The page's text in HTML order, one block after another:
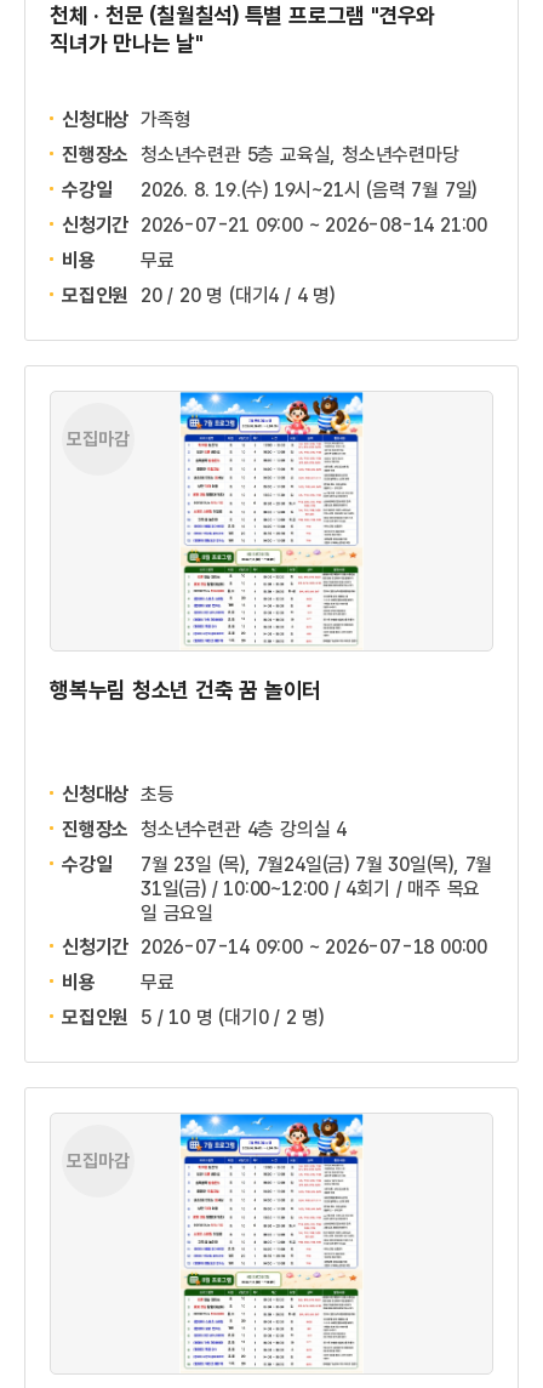
천체 · 천문 (칠월칠석) 특별 프로그램 "견우와
직녀가 만나는 날"
신청대상 가족형
진행장소 청소년수련관 5층 교육실, 청소년수련마당
수강일
2026. 8. 19.(수) 19시~21시 (음력 7월 7일)
신청기간 2026-07-21 09:00 ~ 2026-08-14 21:00
비용
무료
모집인원
20 / 20 명 (대기4 / 4 명)
모집마감
행복누림 청소년 건축 꿈 놀이터
신청대상 초등
진행장소 청소년수련관 4층 강의실 4
수강일
7월 23일 (목), 7월24일(금) 7월 30일(목), 7월
31일(금) / 10:00~12:00 / 4회기 / 매주 목요
일 금요일
신청기간 2026-07-14 09:00 ~ 2026-07-18 00:00
비용
무료
모집인원
5 / 10 명 (대기0 / 2 명)
모집마감